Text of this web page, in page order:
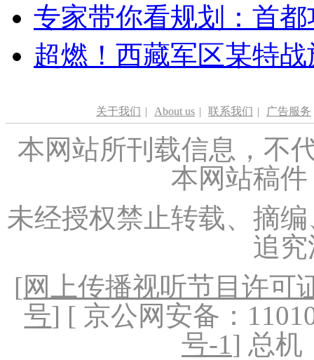
专家带你看规划：首
超燃！西藏军区某特
关于我们 | About us | 联系我们 | 广告服务
本网站所刊载信息，不
本网站稿
未经授权禁止转载、摘
追
[网上传播视听节目许可
号] [ 京公网安备：
号-1] 总机